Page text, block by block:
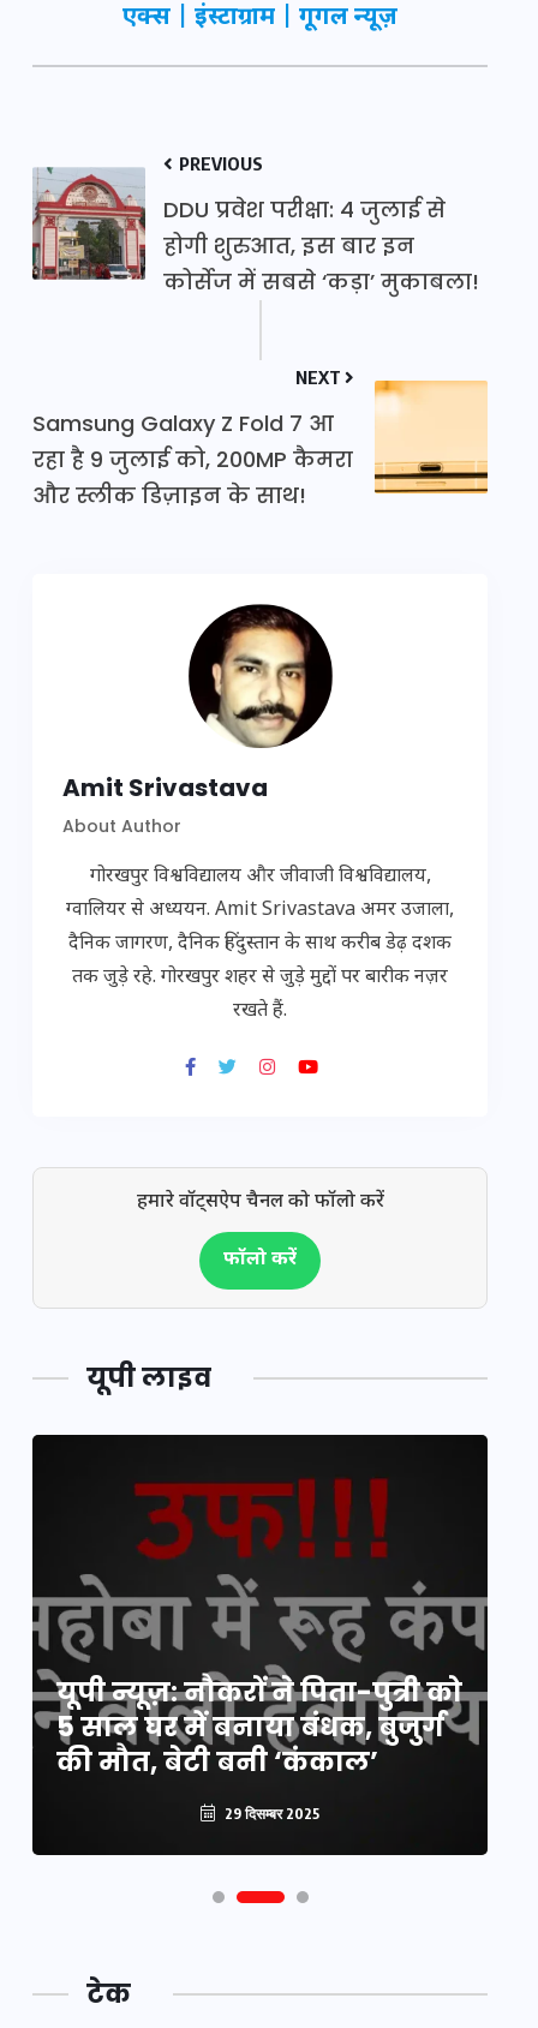
एक्स
इंस्टाग्राम गूगल न्यूज़
PREVIOUS
DDU प्रवेश परीक्षा: 4 जुलाई से
होगी शुरुआत, इस बार इन
कोर्सेज में सबसे ‘कड़ा’ मुकाबला!
NEXT
Samsung Galaxy Z Fold 7 आ
रहा है 9 जुलाई को, 200MP कैमरा
और स्लीक डिज़ाइन के साथ!
Amit Srivastava
About Author
गोरखपुर विश्वविद्यालय और जीवाजी विश्वविद्यालय,
ग्वालियर से अध्ययन. Amit Srivastava अमर उजाला,
दैनिक जागरण, दैनिक हिंदुस्तान के साथ करीब डेढ़ दशक
तक जुड़े रहे. गोरखपुर शहर से जुड़े मुद्दों पर बारीक नज़र
रखते हैं.
हमारे वॉट्सऐप चैनल को फॉलो करें
फॉलो करें
यूपी लाइव
यूपी न्यूज़: नौकरों ने पिता-पुत्री को
5 साल घर में बनाया बंधक, बुजुर्ग
की मौत, बेटी बनी ‘कंकाल’
29 दिसम्बर 2025
टेक